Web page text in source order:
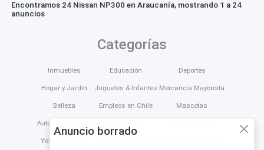
Encontramos 24 Nissan NP300 en Araucanía, mostrando 1 a 24
anuncios
Anuncio borrado
Categorías
Inmuebles
Hogar y Jardín
Belleza
Autos y Vehículos
Yates & Barcos
Educación
Juguetes & Infantes
Empleos en Chile
Deportes
Mercancía Mayorista
Mascotas